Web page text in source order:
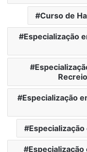
Curso de
Especialização
Especialização